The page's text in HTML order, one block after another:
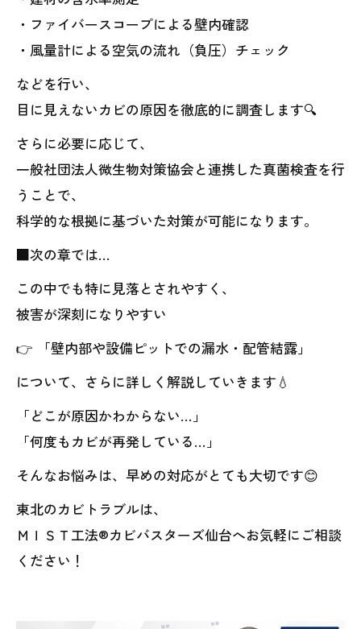
・ファイバースコープによる壁内確認
・風量計による空気の流れ（負圧）チェック
などを行い、
目に見えないカビの原因を徹底的に調査します🔍
さらに必要に応じて、
一般社団法人微生物対策協会と連携した真菌検査を行
うことで、
科学的な根拠に基づいた対策が可能になります。
■次の章では…
この中でも特に見落とされやすく、
被害が深刻になりやすい
👉 「壁内部や設備ピットでの漏水・配管結露」
について、さらに詳しく解説していきます💧
「どこが原因かわからない…」
「何度もカビが再発している…」
そんなお悩みは、早めの対応がとても大切です😊
東北のカビトラブルは、
ＭＩＳＴ工法®カビバスターズ仙台へお気軽にご相談
ください！